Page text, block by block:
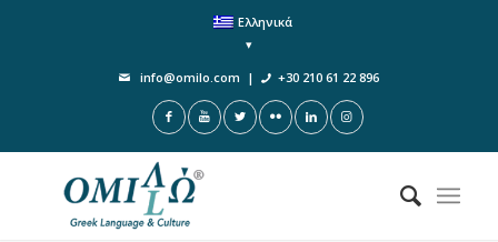
Ελληνικά
info@omilo.com | +30 210 61 22 896